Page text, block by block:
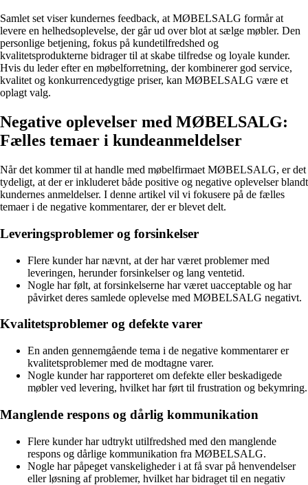
Samlet set viser kundernes feedback, at MØBELSALG formår at
levere en helhedsoplevelse, der går ud over blot at sælge møbler. Den
personlige betjening, fokus på kundetilfredshed og
kvalitetsprodukterne bidrager til at skabe tilfredse og loyale kunder.
Hvis du leder efter en møbelforretning, der kombinerer god service,
kvalitet og konkurrencedygtige priser, kan MØBELSALG være et
oplagt valg.
Negative oplevelser med MØBELSALG:
Fælles temaer i kundeanmeldelser
Når det kommer til at handle med møbelfirmaet MØBELSALG, er det
tydeligt, at der er inkluderet både positive og negative oplevelser blandt
kundernes anmeldelser. I denne artikel vil vi fokusere på de fælles
temaer i de negative kommentarer, der er blevet delt.
Leveringsproblemer og forsinkelser
Flere kunder har nævnt, at der har været problemer med
leveringen, herunder forsinkelser og lang ventetid.
Nogle har følt, at forsinkelserne har været uacceptable og har
påvirket deres samlede oplevelse med MØBELSALG negativt.
Kvalitetsproblemer og defekte varer
En anden gennemgående tema i de negative kommentarer er
kvalitetsproblemer med de modtagne varer.
Nogle kunder har rapporteret om defekte eller beskadigede
møbler ved levering, hvilket har ført til frustration og bekymring.
Manglende respons og dårlig kommunikation
Flere kunder har udtrykt utilfredshed med den manglende
respons og dårlige kommunikation fra MØBELSALG.
Nogle har påpeget vanskeligheder i at få svar på henvendelser
eller løsning af problemer, hvilket har bidraget til en negativ